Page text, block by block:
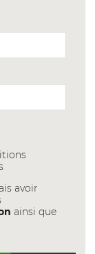
avoir
ainsi que